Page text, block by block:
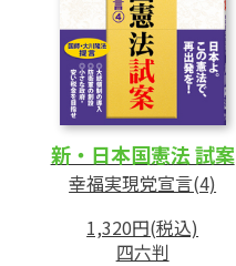
新・日本国憲法 試案
幸福実現党宣言(4)
1,320円(税込)
四六判